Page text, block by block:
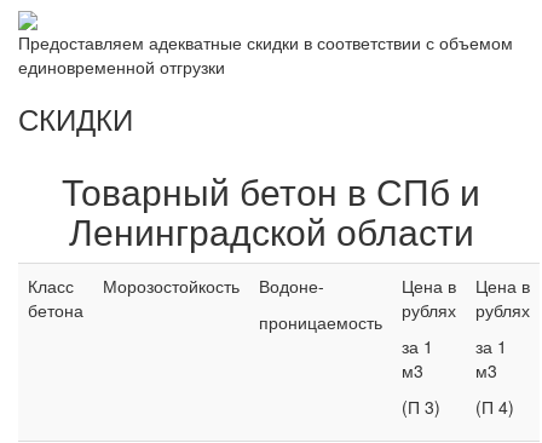
Предоставляем адекватные скидки в соответствии с объемом
единовременной отгрузки
СКИДКИ
Товарный бетон в СПб и
Ленинградской области
Класс
бетона
Морозостойкость
Водоне-
проницаемость
Цена в
рублях
за 1
м3
(П 3)
Цена в
рублях
за 1
м3
(П 4)